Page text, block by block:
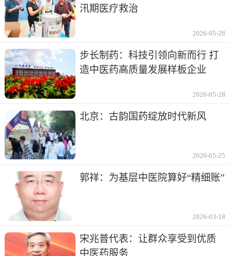
汛期医疗救治
2026-05-28
步长制药：科技引领向新而行 打
造中医药高质量发展样板企业
2026-05-28
北京：古韵国药绽放时代新风
2026-05-25
郭祥：为基层中医院算好“精细账”
2026-03-18
宋兆普代表：让群众享受到优质
中医药服务